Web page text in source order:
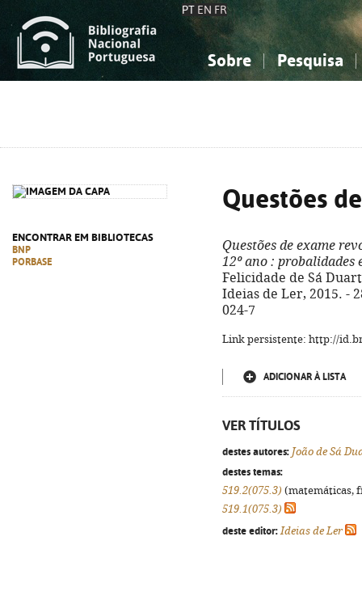
PT EN FR
Sobre Pesquisa
ENCONTRAR EM BIBLIOTECAS
BNP
PORBASE
Questões
Questões de exame
12º ano : probalidades
Felicidade de Sá
Ideias de Ler, 2015. -
024-7
Link persistente: http://
ADICIONAR À LISTA
VER TÍTULOS
destes autores: João de Sá
destes temas:
519.2(075.3) (matemáticas,
519.1(075.3)
deste editor: Ideias de Ler